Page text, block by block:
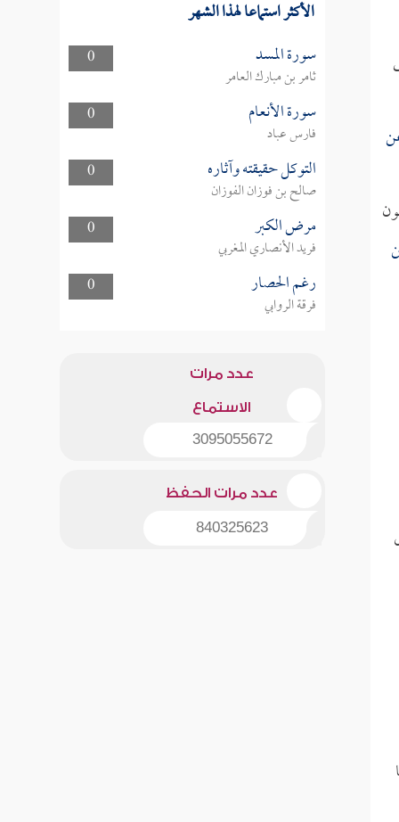
الأكثر استماعا لهذا الشهر
0 سورة المسد
ثامر بن مبارك العامر
0
سورة الأنعام
فارس عباد
0
التوكل حقيقته وآثاره
صالح بن فوزان الفوزان
0
مرض الكبر
فريد الأنصاري المغربي
0
رغم الحصار
فرقة الروابي
عدد مرات
الاستماع
3095055672
عدد مرات الحفظ
840325623